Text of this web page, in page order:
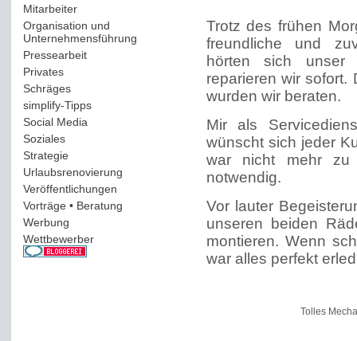
Mitarbeiter(163)
Organisation und
Unternehmensführung
Pressearbeit(12)
Privates(193)
Schräges(161)
simplify-Tipps(123)
Social Media
Soziales(37)
Strategie(220)
Urlaubsrenovierung
Veröffentlichungen
Vorträge • Beratung
Werbung
Wettbewerber(61)
Trotz des frühen
freundliche und
hörten sich unser
reparieren wir sofort.
wurden wir beraten.
Mir als
wünscht sich jeder
war nicht mehr zu
notwendig.
Vor lauter
unseren beiden
montieren. Wenn
war alles perfekt
Tolles